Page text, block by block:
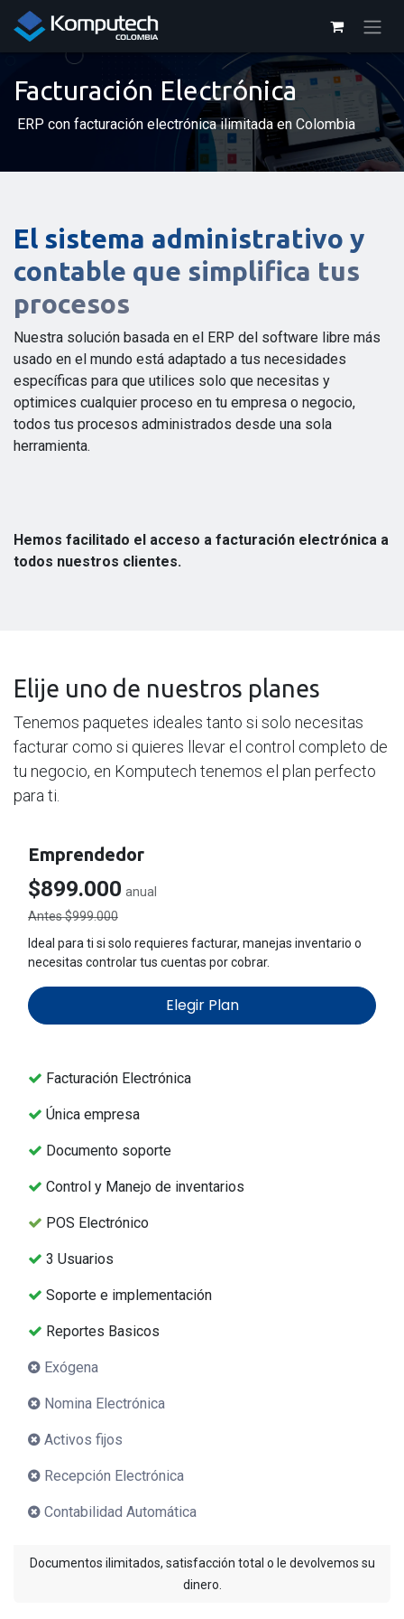
Ir al contenido
Facturación Electrónica
ERP con facturación electrónica ilimitada en Colombia
El sistema administrativo y
contable que simplifica tus
procesos
Nuestra solución basada en el ERP del software libre más
usado en el mundo está adaptado a tus necesidades
específicas para que utilices solo que necesitas y
optimices cualquier proceso en tu empresa o negocio,
todos tus procesos administrados desde una sola
herramienta.
Hemos facilitado el acceso a facturación electrónica a
todos nuestros clientes.
Elije uno de nuestros planes
Tenemos paquetes ideales tanto si solo necesitas
facturar como si quieres llevar el control completo de
tu negocio, en Komputech tenemos el plan perfecto
para ti.
Emprendedor
$899.000 anual
Antes $999.000
Ideal para ti si solo requieres facturar, manejas inventario o
necesitas controlar tus cuentas por cobrar.
Elegir Plan
Facturación Electrónica
Única empresa
Documento soporte
Control y Manejo de inventarios
POS Electrónico
3 Usuarios
Soporte e implementación
Reportes Basicos
Exógena
Nomina Electrónica
Activos fijos
Recepción Electrónica
Contabilidad Automática
Documentos ilimitados, satisfacción total o le devolvemos su
dinero.